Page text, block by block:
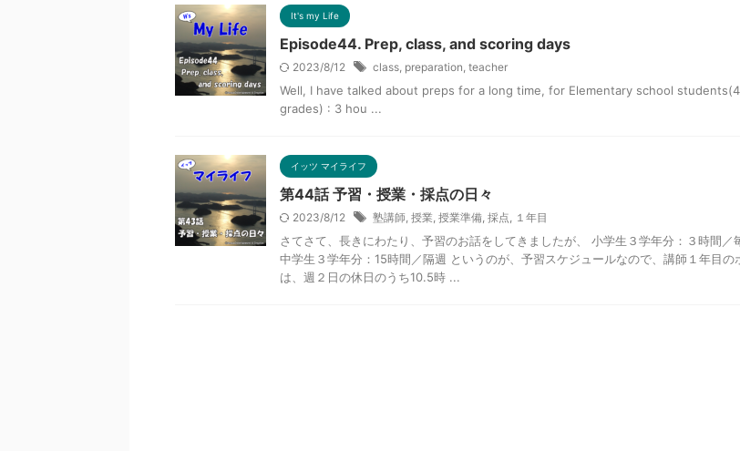
It's my Life
Episode44. Prep, class, and scoring days
2023/8/12 class, preparation, teacher
Well, I have talked about preps for a long time, for Elementary school
grades) : 3 hou ...
イッツ マイライフ
第44話 予習・授業・採点の日々
2023/8/12 塾講師, 授業, 授業準備, 採点, １年目
さてさて、長きにわたり、予習のお話をしてきましたが、 小学生３学年分：３時間／
中学生３学年分：15時間／隔週 というのが、予習スケジュールなので、講師１年目の
は、週２日の休日のうち10.5時 ...